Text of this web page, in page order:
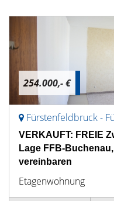
254.000,- €
Fürstenfeldbruck -
VERKAUFT: FREIE
Lage FFB-
vereinbaren
Etagenwohnung